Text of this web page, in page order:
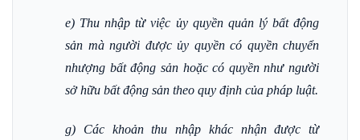
e) Thu nhập từ việc ủy quyền quản lý bất động
sản mà người được ủy quyền có quyền chuyển
nhượng bất động sản hoặc có quyền như người
sở hữu bất động sản theo quy định của pháp luật.
g) Các khoản thu nhập khác nhận được từ